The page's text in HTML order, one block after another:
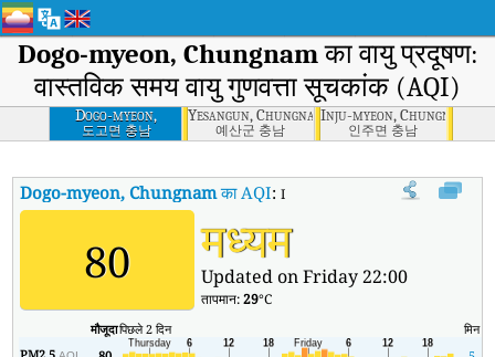
Dogo-myeon, Chungnamका वायु प्रदूषण:
वास्तविक समय वायु गुणवत्ता सूचकांक (AQI)
Dogo-myeon,
Chungnam
도고면 충남
Yesangun, Chungnam
예산군 충남
Inju-myeon, Chungnam
인주면 충남
Dogo-myeon, Chungnamका AQI:Dogo-myeon, Chungnam का
80 मध्यम
Updated on Friday 22:00
तापमान:29°C
मौजूदापिछले 2 दिन मिन